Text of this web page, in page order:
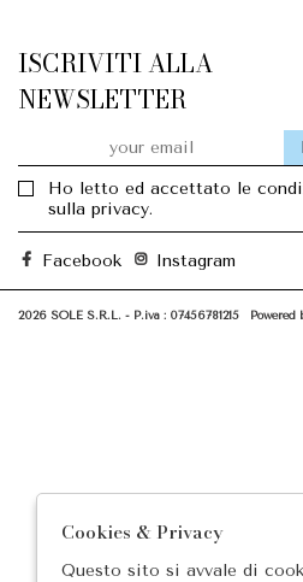
ISCRIVITI ALLA
NEWSLETTER
Ho letto ed accettato le
sulla privacy.
Facebook Instagram
2026 SOLE S.R.L. - P.iva : 07456781215 Powered
Cookies & Privacy
Questo sito si avvale di